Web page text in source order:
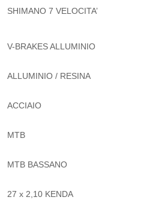
SHIMANO 7 VELOCITA’
V-BRAKES ALLUMINIO
ALLUMINIO / RESINA
ACCIAIO
MTB
MTB BASSANO
27 x 2,10 KENDA